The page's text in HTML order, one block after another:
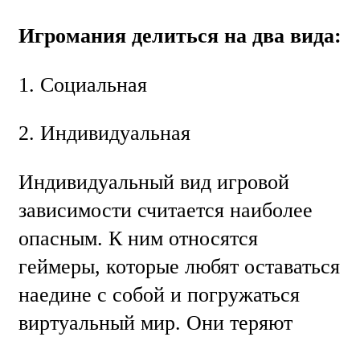
Игромания делиться на два вида:
1. Социальная
2. Индивидуальная
Индивидуальный вид игровой
зависимости считается наиболее
опасным. К ним относятся
геймеры, которые любят оставаться
наедине с собой и погружаться
виртуальный мир. Они теряют